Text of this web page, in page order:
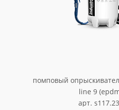
помповый
line 9
арт.